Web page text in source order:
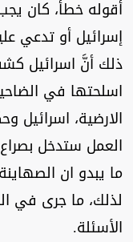
أقوله خطأ، كان
إسرائيل أو تدعي
ذلك أنَّ اسرائيل
اسلحتها في
الارضية، اسرائيل
العمل ستدخل
ما يبدو ان
لذلك، ما جرى في
الأسئلة.